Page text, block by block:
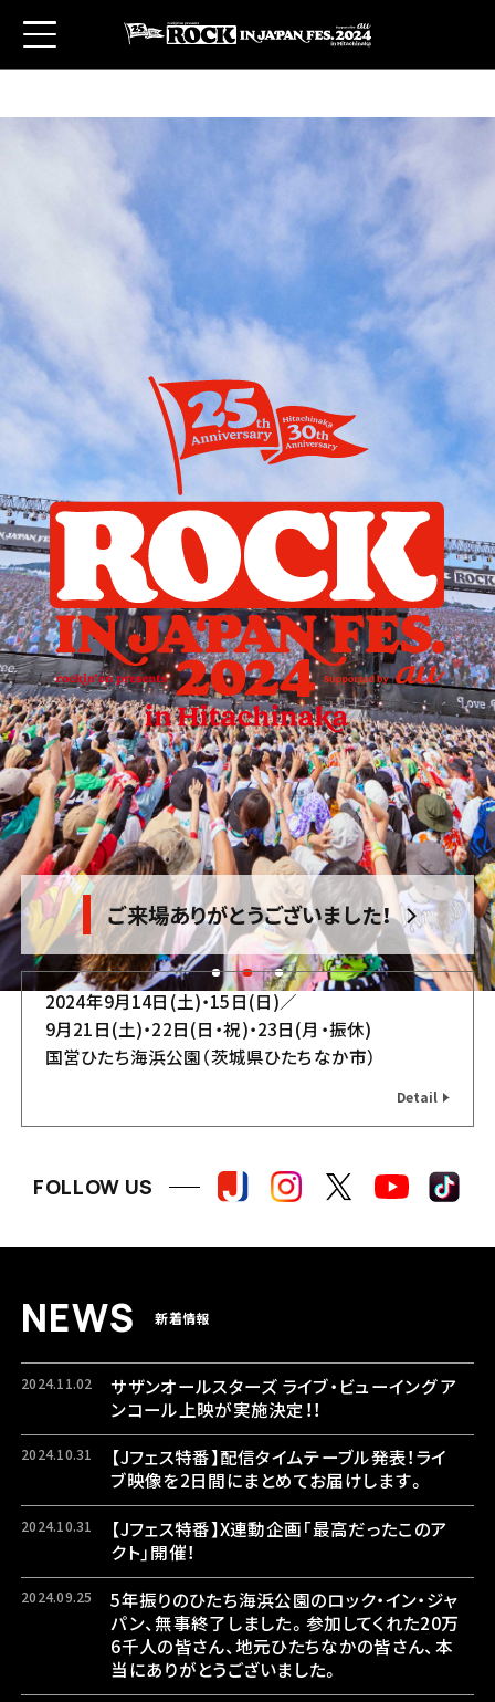
アーティスト チケット
タイムテーブル アクセス
グッズ 飲食店
エリアマップ 注意事項
ご来場ありがとうございました！
2024年9月14日(土)・15日(日)／
9月21日(土)・22日(日・祝)・23日(月・振休)
国営ひたち海浜公園（茨城県ひたちなか市）
Detail
FOLLOW US
NEWS 新着情報
2024.11.02
サザンオールスターズ ライブ・ビューイング ア
ンコール上映が実施決定！！
2024.10.31
【Jフェス特番】配信タイムテーブル発表！ライ
ブ映像を2日間にまとめてお届けします。
2024.10.31
【Jフェス特番】X連動企画「最高だったこのア
クト」開催！
2024.09.25
5年振りのひたち海浜公園のロック・イン・ジャ
パン、無事終了しました。参加してくれた20万
6千人の皆さん、地元ひたちなかの皆さん、本
当にありがとうございました。